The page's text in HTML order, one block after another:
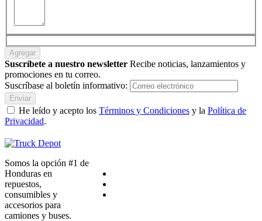
Agregar
Suscríbete a nuestro newsletter Recibe noticias, lanzamientos y
promociones en tu correo.
Suscríbase al boletín informativo:
Enviar
He leído y acepto los Términos y Condiciones y la Política de
Privacidad.
Somos la opción #1 de
Honduras en
repuestos,
consumibles y
accesorios para
camiones y buses.